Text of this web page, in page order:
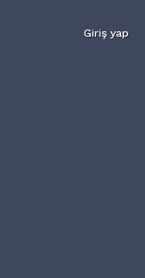
Giriş yap